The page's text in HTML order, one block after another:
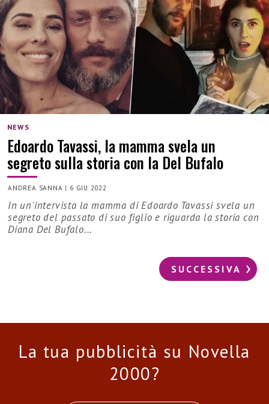
NEWS
Edoardo Tavassi, la mamma svela un
segreto sulla storia con la Del Bufalo
ANDREA SANNA | 6 GIU 2022
In un'intervista la mamma di Edoardo Tavassi svela un
segreto del passato di suo figlio e riguarda la storia con
Diana Del Bufalo...
SUCCESSIVA
La tua pubblicità su Novella
2000?